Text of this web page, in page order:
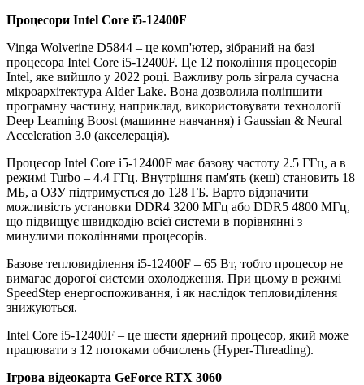
Процесори Intel Core i5-12400F
Vinga Wolverine D5844 – це комп'ютер, зібраний на базі
процесора Intel Core i5-12400F. Це 12 покоління процесорів
Intel, яке вийшло у 2022 році. Важливу роль зіграла сучасна
мікроархітектура Alder Lake. Вона дозволила поліпшити
програмну частину, наприклад, використовувати технології
Deep Learning Boost (машинне навчання) і Gaussian & Neural
Acceleration 3.0 (акселерація).
Процесор Intel Core i5-12400F має базову частоту 2.5 ГГц, а в
режимі Turbo – 4.4 ГГц. Внутрішня пам'ять (кеш) становить 18
МБ, а ОЗУ підтримується до 128 ГБ. Варто відзначити
можливість установки DDR4 3200 МГц або DDR5 4800 МГц,
що підвищує швидкодію всієї системи в порівнянні з
минулими поколіннями процесорів.
Базове тепловиділення i5-12400F – 65 Вт, тобто процесор не
вимагає дорогої системи охолодження. При цьому в режимі
SpeedStep енергоспоживання, і як наслідок тепловиділення
знижуються.
Intel Core i5-12400F – це шести ядерний процесор, який може
працювати з 12 потоками обчислень (Hyper-Threading).
Ігрова відеокарта GeForce RTX 3060